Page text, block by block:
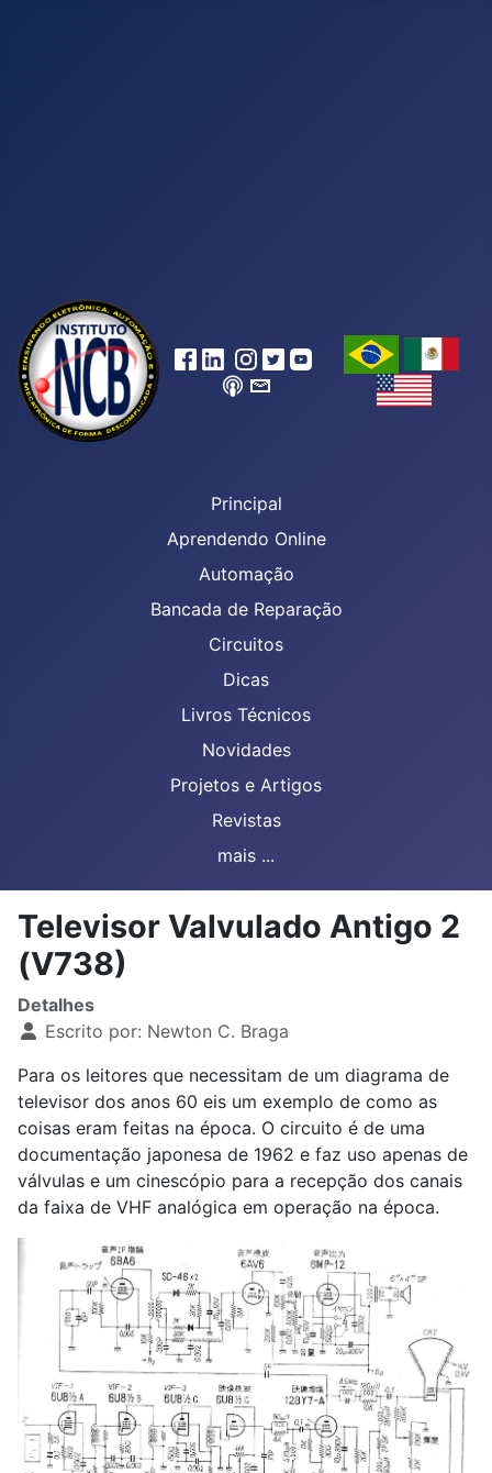
Principal
Aprendendo Online
Automação
Bancada de Reparação
Circuitos
Dicas
Livros Técnicos
Novidades
Projetos e Artigos
Revistas
mais ...
Televisor Valvulado Antigo 2
(V738)
Detalhes
Escrito por: Newton C. Braga
Para os leitores que necessitam de um diagrama de
televisor dos anos 60 eis um exemplo de como as
coisas eram feitas na época. O circuito é de uma
documentação japonesa de 1962 e faz uso apenas de
válvulas e um cinescópio para a recepção dos canais
da faixa de VHF analógica em operação na época.